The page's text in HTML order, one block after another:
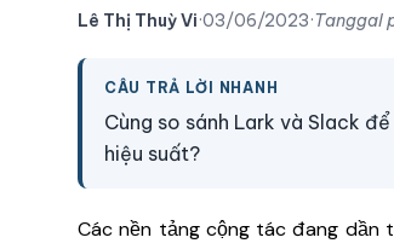
Lê Thị Thuỳ Vi·03/06/2023·Tanggal
CÂU TRẢ LỜI NHANH
Cùng so sánh Lark và Slack
hiệu suất?
Các nền tảng cộng tác đang dần